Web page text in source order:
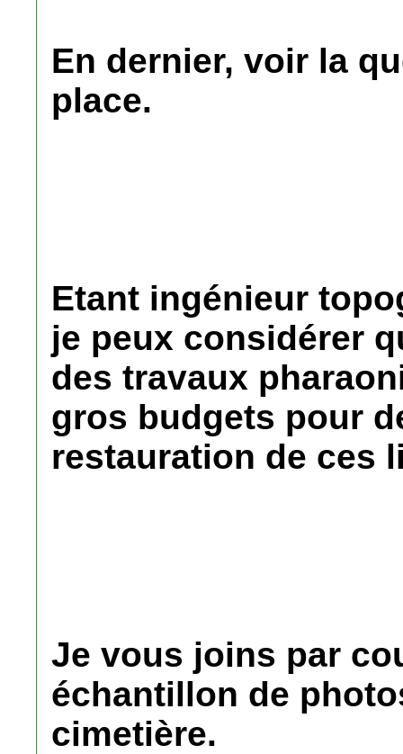
En dernier, voir la
place.
Etant ingénieur
je peux considérer
des travaux
gros budgets pour
restauration de ces
Je vous joins par
échantillon de
cimetière.